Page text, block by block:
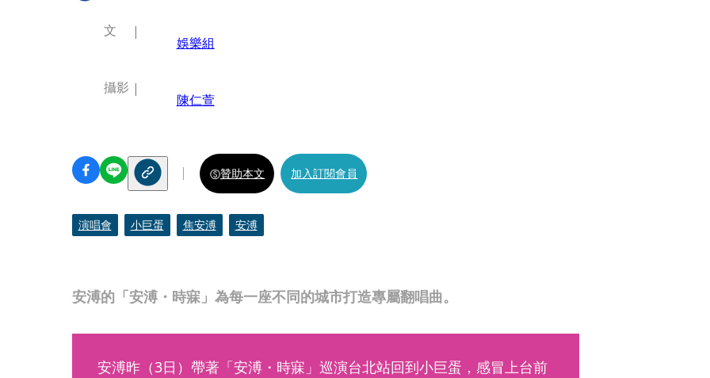
安溥的「安溥・時寐」為每一座不同的城市打造專屬翻唱曲。
文
娛樂組
攝影
陳仁萱
贊助本文 加入訂閱會員
演唱會 小巨蛋 焦安溥 安溥
安溥昨（3日）帶著「安溥・時寐」巡演台北站回到小巨蛋，感冒上台前